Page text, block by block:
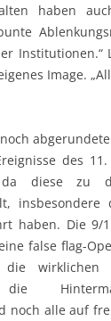
haben
Institutionen.“
Image.
des 11.
diese zu
insbesondere
haben. Die 9/
false flag-
wirklichen
noch alle auf